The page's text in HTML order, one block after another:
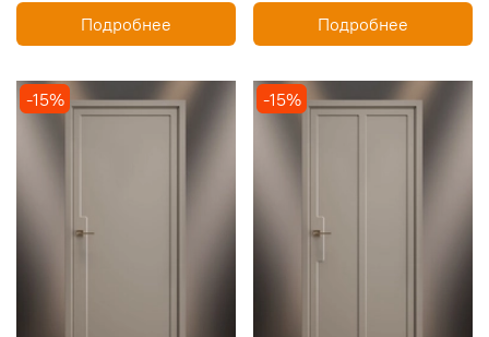
Подробнее
Подробнее
-15% -15%